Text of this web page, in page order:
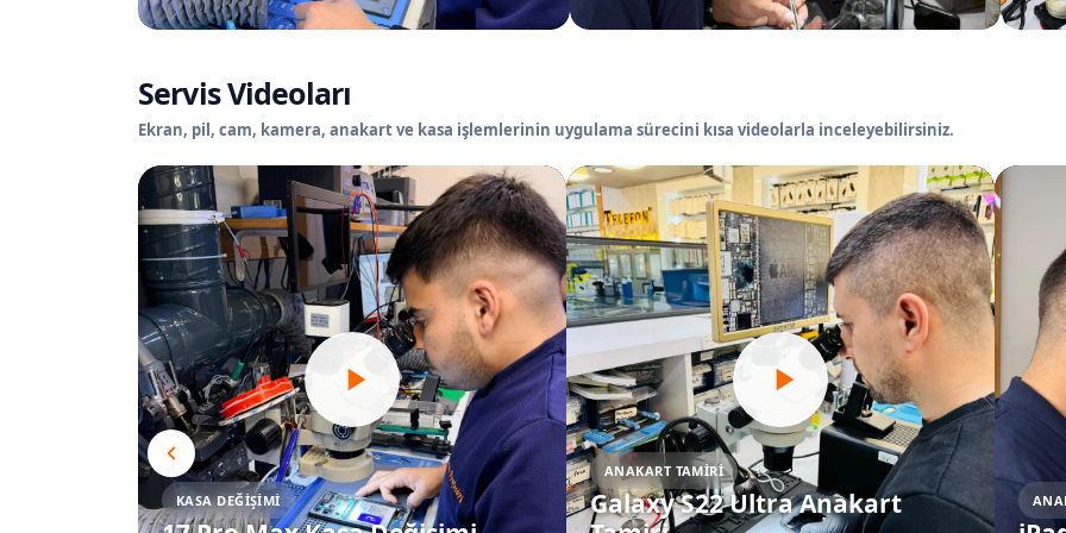
Servis Videoları
Ekran, pil, cam, kamera, anakart ve kasa işlemlerinin uygulama sürecini kısa videolarla inceleyebilirsiniz.
KASA DEĞIŞIMI
ANAKART TAMIRI
Galaxy S22 Ultra Anakart